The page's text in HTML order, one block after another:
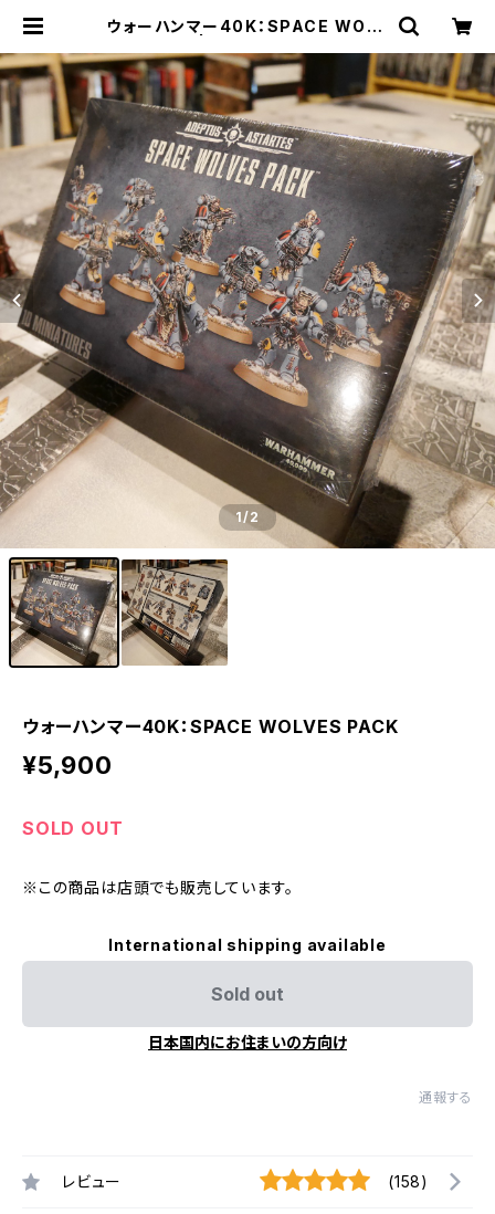
ウォーハンマー40K：SPACE WOLV
ラボ）ウォーハンマー中心のミニチュ
アゲームショップ
1/2
ウォーハンマー40K：SPACE WOLVES PACK
¥5,900
SOLD OUT
※この商品は店頭でも販売しています。
International shipping available
Sold out
日本国内にお住まいの方向け
通報する
レビュー (158)